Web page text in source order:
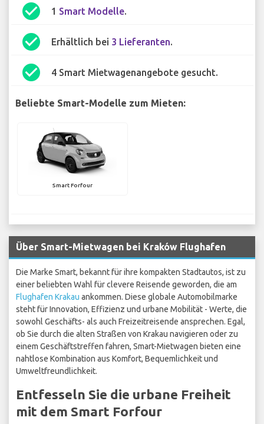
check_circle 1 Smart Modelle.
check_circle Erhältlich bei 3 Lieferanten.
check_circle 4 Smart Mietwagenangebote gesucht.
Beliebte Smart-Modelle zum Mieten:
Smart Forfour
Über Smart-Mietwagen bei Kraków Flughafen
Die Marke Smart, bekannt für ihre kompakten Stadtautos, ist zu
einer beliebten Wahl für clevere Reisende geworden, die am
Flughafen Krakau ankommen. Diese globale Automobilmarke
steht für Innovation, Effizienz und urbane Mobilität - Werte, die
sowohl Geschäfts- als auch Freizeitreisende ansprechen. Egal,
ob Sie durch die alten Straßen von Krakau navigieren oder zu
einem Geschäftstreffen fahren, Smart-Mietwagen bieten eine
nahtlose Kombination aus Komfort, Bequemlichkeit und
Umweltfreundlichkeit.
Entfesseln Sie die urbane Freiheit
mit dem Smart Forfour